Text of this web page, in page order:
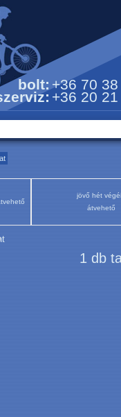
bolt: +36 70
+36 20
jövő hét
átvehető
1 db